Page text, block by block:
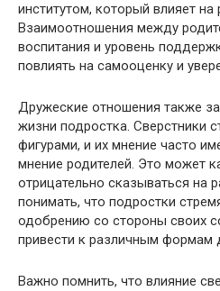
институтом, который влияет на
Взаимоотношения между
воспитания и уровень
повлиять на самооценку и
Дружеские отношения также
жизни подростка. Сверстники
фигурами, и их мнение часто
мнение родителей. Это может
отрицательно сказываться на
понимать, что подростки
одобрению со стороны своих
привести к различным формам
Важно помнить, что влияние